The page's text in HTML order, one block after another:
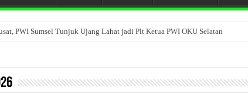
PWI Sumsel Tunjuk Ujang Lahat jadi Plt Ketua PWI OKU Selatan